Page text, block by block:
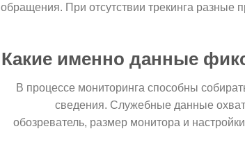
обращения. При отсутствии трекинга
Какие именно данные
В процессе мониторинга способны
сведения. Служебные данные
обозреватель, размер монитора и